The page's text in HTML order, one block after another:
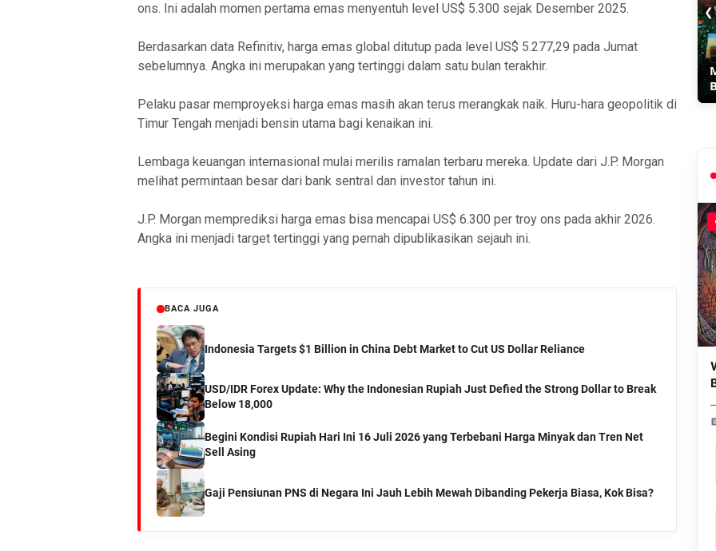
ons. Ini adalah momen pertama emas menyentuh level US$ 5.300 sejak Desember 2025.
Berdasarkan data Refinitiv, harga emas global ditutup pada level US$ 5.277,29 pada Jumat
sebelumnya. Angka ini merupakan yang tertinggi dalam satu bulan terakhir.
Pelaku pasar memproyeksi harga emas masih akan terus merangkak naik. Huru-hara geopolitik di
Timur Tengah menjadi bensin utama bagi kenaikan ini.
Lembaga keuangan internasional mulai merilis ramalan terbaru mereka. Update dari J.P. Morgan
melihat permintaan besar dari bank sentral dan investor tahun ini.
J.P. Morgan memprediksi harga emas bisa mencapai US$ 6.300 per troy ons pada akhir 2026.
Angka ini menjadi target tertinggi yang pernah dipublikasikan sejauh ini.
BACA JUGA
Indonesia Targets $1 Billion in China Debt Market to Cut US Dollar Reliance
USD/IDR Forex Update: Why the Indonesian Rupiah Just Defied the Strong Dollar to Break
Below 18,000
Begini Kondisi Rupiah Hari Ini 16 Juli 2026 yang Terbebani Harga Minyak dan Tren Net
Sell Asing
Gaji Pensiunan PNS di Negara Ini Jauh Lebih Mewah Dibanding Pekerja Biasa, Kok Bisa?
❮